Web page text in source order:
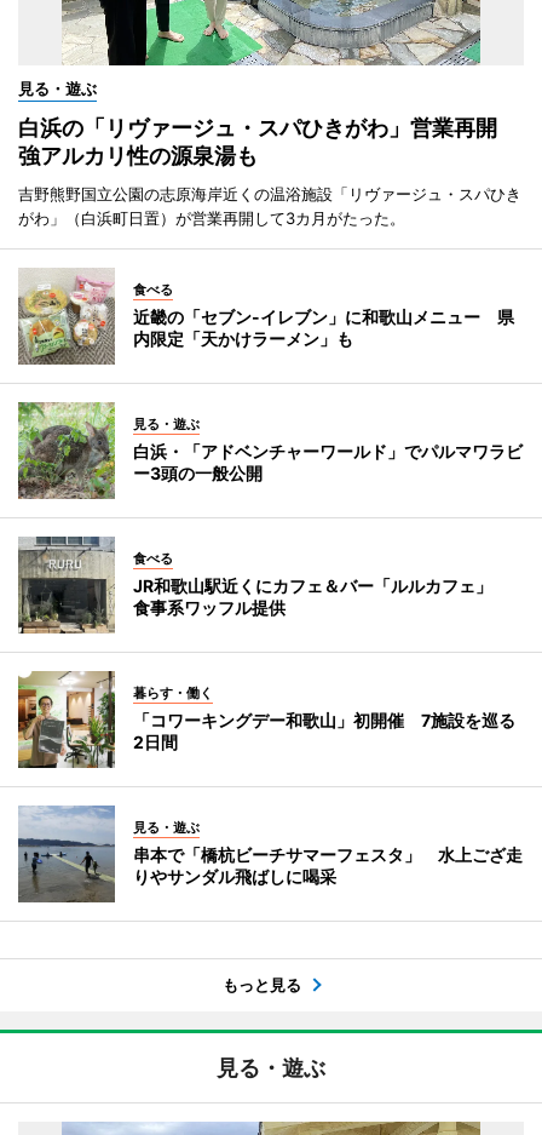
見る・遊ぶ
白浜の「リヴァージュ・スパひきがわ」営業再開
強アルカリ性の源泉湯も
吉野熊野国立公園の志原海岸近くの温浴施設「リヴァージュ・スパひき
がわ」（白浜町日置）が営業再開して3カ月がたった。
食べる
近畿の「セブン-イレブン」に和歌山メニュー 県
内限定「天かけラーメン」も
見る・遊ぶ
白浜・「アドベンチャーワールド」でパルマワラビ
ー3頭の一般公開
食べる
JR和歌山駅近くにカフェ＆バー「ルルカフェ」
食事系ワッフル提供
暮らす・働く
「コワーキングデー和歌山」初開催 7施設を巡る
2日間
見る・遊ぶ
串本で「橋杭ビーチサマーフェスタ」 水上ござ走
りやサンダル飛ばしに喝采
もっと見る
見る・遊ぶ